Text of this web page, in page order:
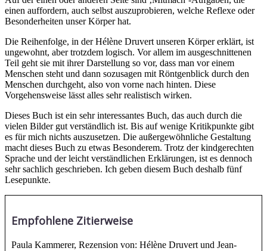
einen auffordern, auch selbst auszuprobieren, welche Reflexe oder
Besonderheiten unser Körper hat.
Die Reihenfolge, in der Hélène Druvert unseren Körper erklärt, ist
ungewohnt, aber trotzdem logisch. Vor allem im ausgeschnittenen
Teil geht sie mit ihrer Darstellung so vor, dass man vor einem
Menschen steht und dann sozusagen mit Röntgenblick durch den
Menschen durchgeht, also von vorne nach hinten. Diese
Vorgehensweise lässt alles sehr realistisch wirken.
Dieses Buch ist ein sehr interessantes Buch, das auch durch die
vielen Bilder gut verständlich ist. Bis auf wenige Kritikpunkte gibt
es für mich nichts auszusetzen. Die außergewöhnliche Gestaltung
macht dieses Buch zu etwas Besonderem. Trotz der kindgerechten
Sprache und der leicht verständlichen Erklärungen, ist es dennoch
sehr sachlich geschrieben. Ich geben diesem Buch deshalb fünf
Lesepunkte.
Empfohlene Zitierweise
Paula Kammerer, Rezension von: Hélène Druvert und Jean-